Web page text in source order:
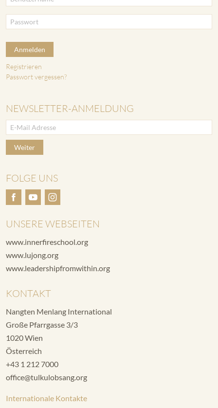
Anmelden
Registrieren
Passwort vergessen?
NEWSLETTER-ANMELDUNG
Weiter
FOLGE UNS
UNSERE WEBSEITEN
www.innerfireschool.org
www.lujong.org
www.leadershipfromwithin.org
KONTAKT
Nangten Menlang International
Große Pfarrgasse 3/3
1020 Wien
Österreich
+43 1 212 7000
office@tulkulobsang.org
Internationale Kontakte